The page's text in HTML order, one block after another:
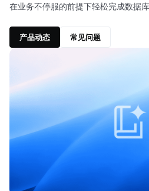
在业务不停服的前提下轻松完成数据库
产品动态 常见问题